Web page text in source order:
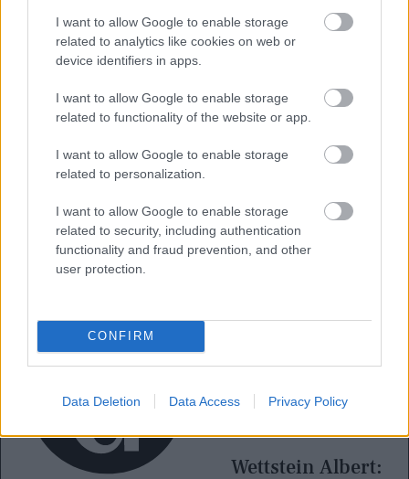
I want to allow Google to enable storage
related to analytics like cookies on web or
device identifiers in apps.
I want to allow Google to enable storage
related to functionality of the website or app.
I want to allow Google to enable storage
related to personalization.
I want to allow Google to enable storage
related to security, including authentication
functionality and fraud prevention, and other
user protection.
CONFIRM
Data Deletion Data Access Privacy Policy